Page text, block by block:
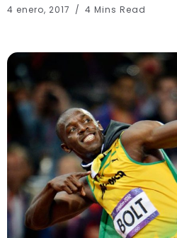
4 enero, 2017 4 Mins Read